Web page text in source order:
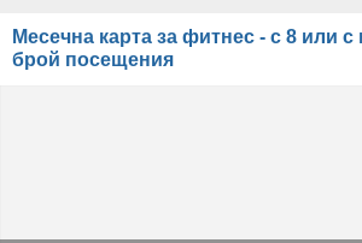
Месечна карта за фитнес - с 8 или с
брой посещения